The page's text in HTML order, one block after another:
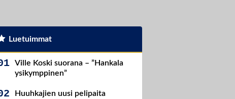
Luetuimmat
Ville Koski suorana – ”Hankala
ysikymppinen”
Huuhkajien uusi pelipaita